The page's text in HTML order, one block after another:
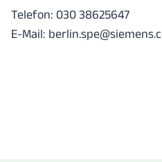
Telefon: 030 38625647
E-Mail: